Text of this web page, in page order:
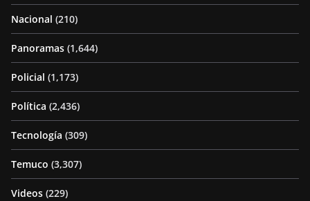
Nacional (210)
Panoramas (1,644)
Policial (1,173)
Política (2,436)
Tecnología (309)
Temuco (3,307)
Videos (229)